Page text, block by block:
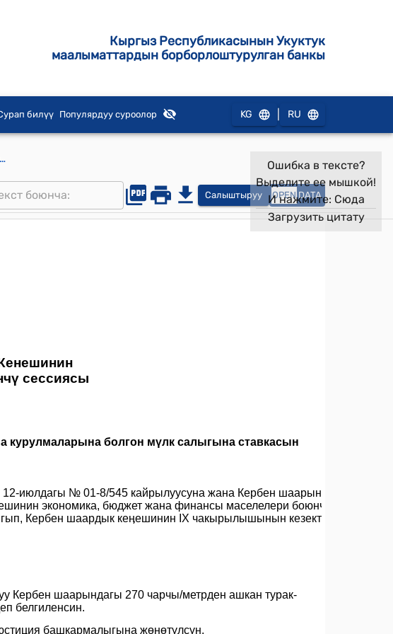
Кыргыз Республикасынын Укуктук
маалыматтардын борборлоштурулган банкы
билүү Популярдуу суроолор KG RU
Кербен шаардык кеңешинин 2025-жылдын 27-февралдагы № 4/8 "Салык кодексине өзгөртүү киргенине байланыштуу турак-жай имараттарына жана курулмаларына болгон мүлк салыгына ставкасын бекитип берүү жөнүндө" токтому
Салыштыруу OPEN DATA
Ошибка в тексте?
Выделите ее мышкой!
И нажмите: Сюда
Загрузить цитату